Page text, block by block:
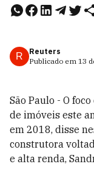
R
Reuters
Publicado em 13
São Paulo - O foco
de imóveis este
em 2018, disse
construtora
e alta renda,